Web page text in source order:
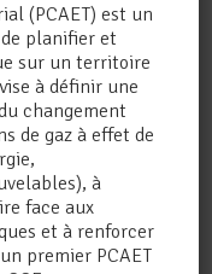
de
.
(PCAET) est un
planifier et
sur un territoire
à définir une
changement
de gaz à effet de
à
face aux
et à renforcer
premier PCAET